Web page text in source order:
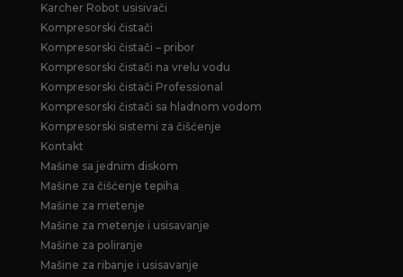
Karcher Robot usisivači
Kompresorski čistači
Kompresorski čistači – pribor
Kompresorski čistači na vrelu vodu
Kompresorski čistači Professional
Kompresorski čistači sa hladnom vodom
Kompresorski sistemi za čišćenje
Kontakt
Mašine sa jednim diskom
Mašine za čišćenje tepiha
Mašine za metenje
Mašine za metenje i usisavanje
Mašine za poliranje
Mašine za ribanje i usisavanje